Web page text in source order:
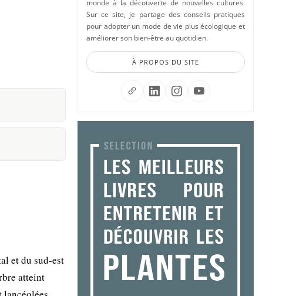
et du sud-est
atteint
monde à la découverte de nouvelles cultures.
Sur ce site, je partage des conseils pratiques
pour adopter un mode de vie plus écologique et
améliorer son bien-être au quotidien.
À PROPOS DU SITE